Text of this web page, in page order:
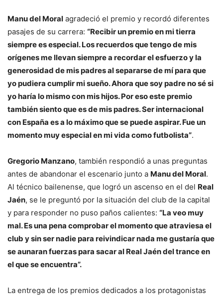
Manu del Moral agradeció el premio y recordó diferentes
pasajes de su carrera: “Recibir un premio en mi tierra
siempre es especial. Los recuerdos que tengo de mis
orígenes me llevan siempre a recordar el esfuerzo y la
generosidad de mis padres al separarse de mí para que
yo pudiera cumplir mi sueño. Ahora que soy padre no sé si
yo haría lo mismo con mis hijos. Por eso este premio
también siento que es de mis padres. Ser internacional
con España es a lo máximo que se puede aspirar. Fue un
momento muy especial en mi vida como futbolista”.
Gregorio Manzano, también respondió a unas preguntas
antes de abandonar el escenario junto a Manu del Moral.
Al técnico bailenense, que logró un ascenso en el del Real
Jaén, se le preguntó por la situación del club de la capital
y para responder no puso paños calientes: “La veo muy
mal. Es una pena comprobar el momento que atraviesa el
club y sin ser nadie para reivindicar nada me gustaría que
se aunaran fuerzas para sacar al Real Jaén del trance en
el que se encuentra”.
La entrega de los premios dedicados a los protagonistas